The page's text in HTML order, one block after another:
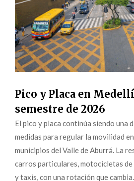
Pico y Placa en
semestre de 2026
El pico y placa continúa siendo una
medidas para regular la movilidad
municipios del Valle de Aburrá. La
carros particulares, motocicletas
y taxis, con una rotación que